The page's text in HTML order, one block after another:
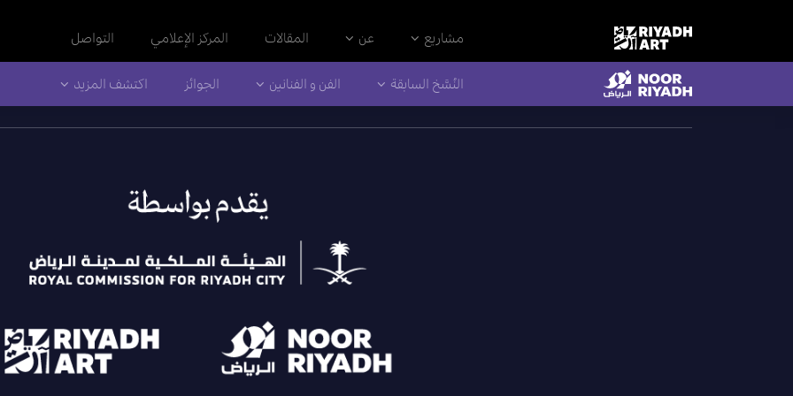
مشاريع عن المقالات المركز الإعلامي التواصل
النُسَّخ السابقة الفن و الفنانين الجوائز اكتشف المزيد